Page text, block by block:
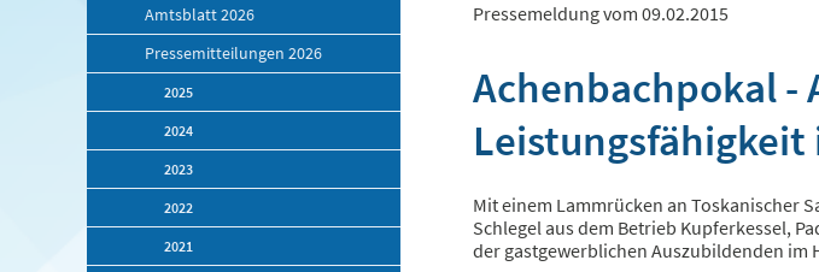
Amtsblatt 2026
Pressemitteilungen 2026
2025
2024
2023
2022
2021
Pressemeldung vom 09.02.2015
Achenbachpokal -
Leistungsfähigkeit
Mit einem Lammrücken an Toskanischer
Schlegel aus dem Betrieb Kupferkessel,
der gastgewerblichen Auszubildenden im